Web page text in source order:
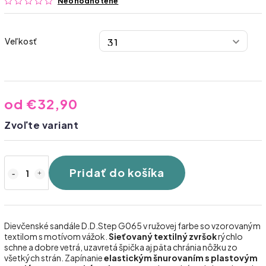
Veľkosť
od €32,90
Zvoľte variant
Pridať do košíka
Dievčenské sandále D.D.Step G065 v ružovej farbe so vzorovaným
textilom s motívom vážok. Sieťovaný textilný zvršokrýchlo
schne a dobre vetrá, uzavretá špička aj päta chránia nôžku zo
všetkých strán. Zapínanieelastickým šnurovaním s plastovým